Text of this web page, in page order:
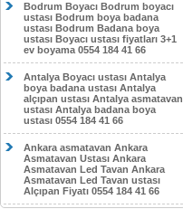
Bodrum Boyacı Bodrum boyacı
ustası Bodrum boya badana
ustası Bodrum Badana boya
ustası Boyacı ustası fiyatları 3+1
ev boyama 0554 184 41 66
Antalya Boyacı ustası Antalya
boya badana ustası Antalya
alçıpan ustası Antalya asmatavan
ustası Antalya badana boya
ustası 0554 184 41 66
Ankara asmatavan Ankara
Asmatavan Ustası Ankara
Asmatavan Led Tavan Ankara
Asmatavan Led Tavan ustası
Alçıpan Fiyatı 0554 184 41 66